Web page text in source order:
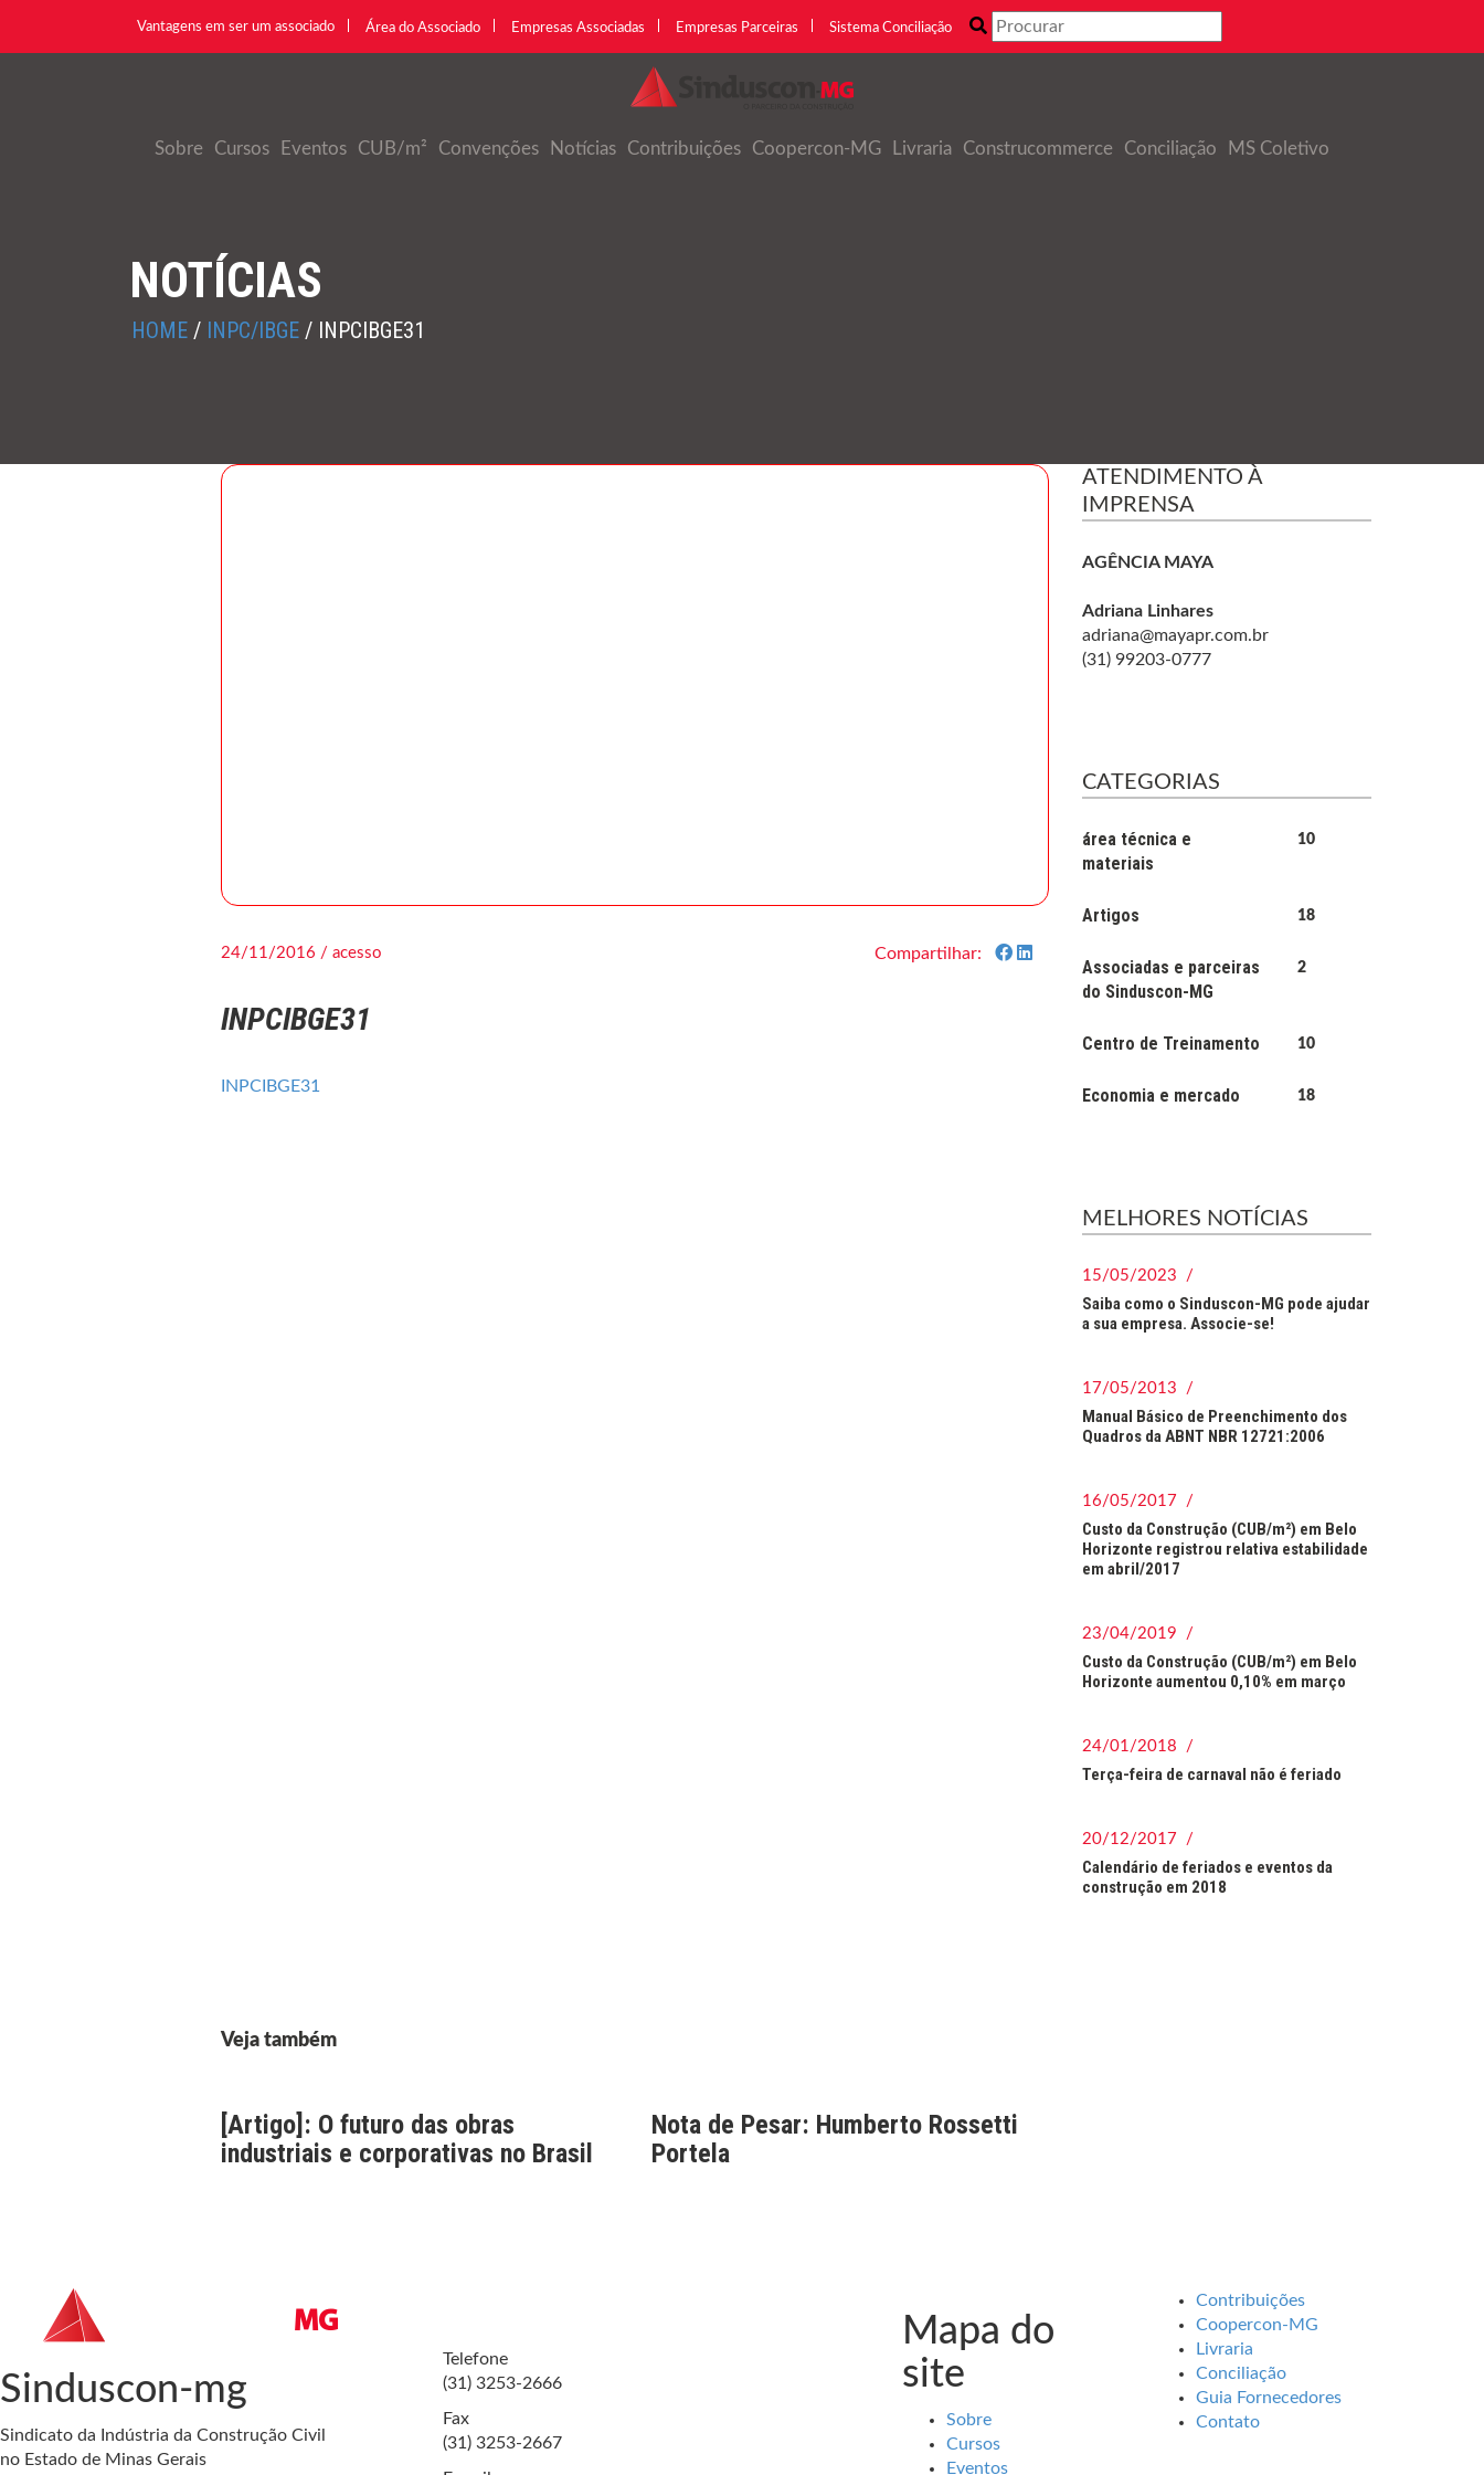
Vantagens em ser um associado Área do Associado Empresas Associadas Empresas Parceiras Sistema Conciliação
Sobre Cursos Eventos CUB/m² Convenções Notícias Contribuições Coopercon-MG Livraria Construcommerce Conciliação MS Coletivo
NOTÍCIAS
HOME / INPC/IBGE / INPCIBGE31
24/11/2016 / acesso Compartilhar:
INPCIBGE31
INPCIBGE31
ATENDIMENTO À
IMPRENSA
AGÊNCIA MAYA
Adriana Linhares
adriana@mayapr.com.br
(31) 99203-0777
CATEGORIAS
área técnica e
materiais
10
Artigos 18
Associadas e parceiras
do Sinduscon-MG
2
Centro de Treinamento 10
Economia e mercado 18
MELHORES NOTÍCIAS
15/05/2023 /
Saiba como o Sinduscon-MG pode ajudar
a sua empresa. Associe-se!
17/05/2013 /
Manual Básico de Preenchimento dos
Quadros da ABNT NBR 12721:2006
16/05/2017 /
Custo da Construção (CUB/m²) em Belo
Horizonte registrou relativa estabilidade
em abril/2017
23/04/2019 /
Custo da Construção (CUB/m²) em Belo
Horizonte aumentou 0,10% em março
24/01/2018 /
Terça-feira de carnaval não é feriado
20/12/2017 /
Calendário de feriados e eventos da
construção em 2018
Veja também
[Artigo]: O futuro das obras
industriais e corporativas no Brasil
Nota de Pesar: Humberto Rossetti
Portela
Sinduscon-mg
Sindicato da Indústria da Construção Civil
no Estado de Minas Gerais
Telefone
(31) 3253-2666
Fax
(31) 3253-2667
Mapa do
site
Sobre
Cursos
Eventos
Contribuições
Coopercon-MG
Livraria
Conciliação
Guia Fornecedores
Contato